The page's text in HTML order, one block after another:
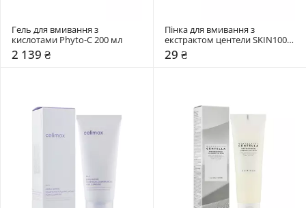
Гель для вмивання з
кислотами Phyto-C 200 мл
2 139 ₴
Пінка для вмивання з
екстрактом центели SKIN1004
1,5 мл
29 ₴